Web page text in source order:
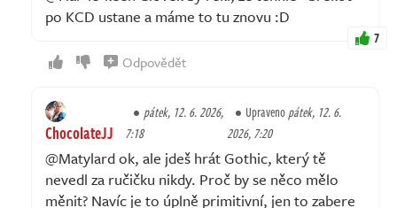
po KCD ustane a máme to tu znovu :D
7
Odpovědět
ChocolateJJ
pátek, 12. 6. 2026,
7:18
Upravenopátek, 12. 6.
2026, 7:20
@Matylard ok, ale jdeš hrát Gothic, který tě
nevedl za ručičku nikdy. Proč by se něco mělo
měnit? Navíc je to úplně primitivní, jen to zabere